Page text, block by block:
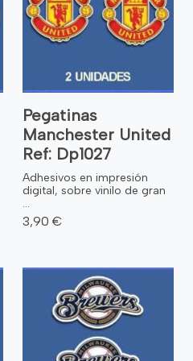
Pegatinas
Manchester United
Ref: Dp1027
Adhesivos en impresión
digital, sobre vinilo de gran
...
3,90 €